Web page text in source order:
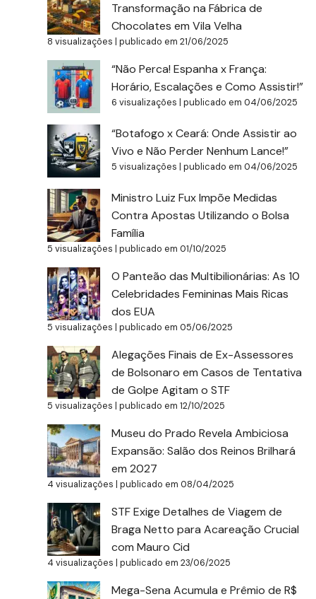
Transformação na Fábrica de
Chocolates em Vila Velha
8 visualizações |publicado em 21/06/2025
“Não Perca! Espanha x França:
Horário, Escalações e Como Assistir!”
6 visualizações |publicado em 04/06/2025
“Botafogo x Ceará: Onde Assistir ao
Vivo e Não Perder Nenhum Lance!”
5 visualizações |publicado em 04/06/2025
Ministro Luiz Fux Impõe Medidas
Contra Apostas Utilizando o Bolsa
Família
5 visualizações |publicado em 01/10/2025
O Panteão das Multibilionárias: As 10
Celebridades Femininas Mais Ricas
dos EUA
5 visualizações |publicado em 05/06/2025
Alegações Finais de Ex-Assessores
de Bolsonaro em Casos de Tentativa
de Golpe Agitam o STF
5 visualizações |publicado em 12/10/2025
Museu do Prado Revela Ambiciosa
Expansão: Salão dos Reinos Brilhará
em 2027
4 visualizações |publicado em 08/04/2025
STF Exige Detalhes de Viagem de
Braga Netto para Acareação Crucial
com Mauro Cid
4 visualizações |publicado em 23/06/2025
Mega-Sena Acumula e Prêmio de R$